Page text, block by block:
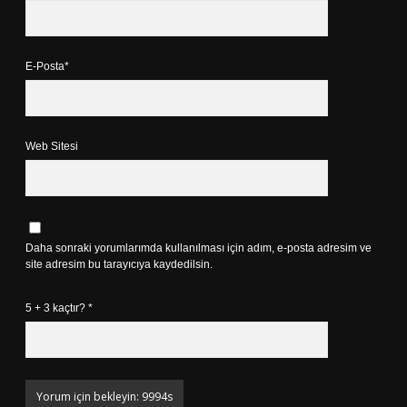
E-Posta*
Web Sitesi
Daha sonraki yorumlarımda kullanılması için adım, e-posta adresim ve
site adresim bu tarayıcıya kaydedilsin.
5 + 3 kaçtır? *